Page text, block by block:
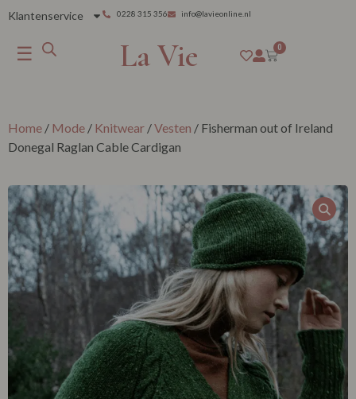
Klantenservice 0228 315 356 info@lavieonline.nl
☰ La Vie 0
Home / Mode / Knitwear /Vesten / Fisherman out of Ireland
Donegal Raglan Cable Cardigan